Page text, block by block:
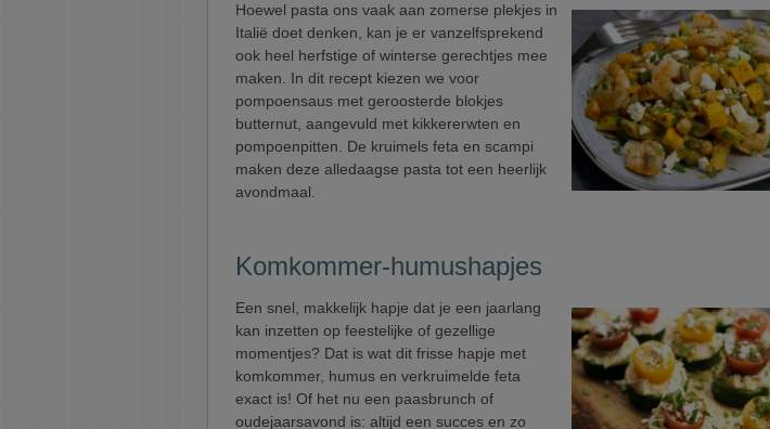
Hoewel pasta ons vaak aan zomerse plekjes in
Italië doet denken, kan je er vanzelfsprekend
ook heel herfstige of winterse gerechtjes mee
maken. In dit recept kiezen we voor
pompoensaus met geroosterde blokjes
butternut, aangevuld met kikkererwten en
pompoenpitten. De kruimels feta en scampi
maken deze alledaagse pasta tot een heerlijk
avondmaal.
Komkommer-humushapjes
Een snel, makkelijk hapje dat je een jaarlang
kan inzetten op feestelijke of gezellige
momentjes? Dat is wat dit frisse hapje met
komkommer, humus en verkruimelde feta
exact is! Of het nu een paasbrunch of
oudejaarsavond is: altijd een succes en zo